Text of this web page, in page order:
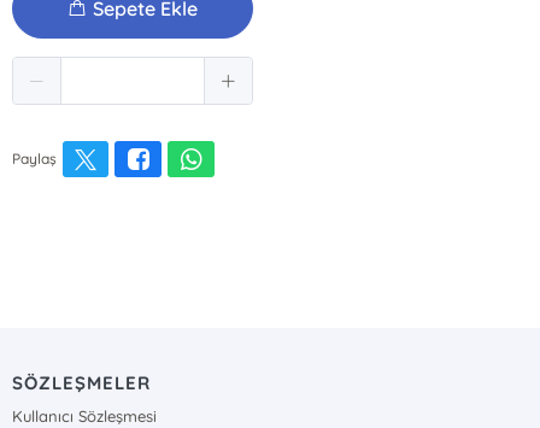
Sepete Ekle
Paylaş
SÖZLEŞMELER
Kullanıcı Sözleşmesi